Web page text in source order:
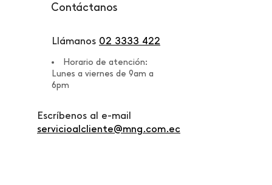
Contáctanos
Llámanos 02 3333 422
Horario de atención:
Lunes a viernes de 9am a
6pm
Escríbenos al e-mail
servicioalcliente@mng.com.ec